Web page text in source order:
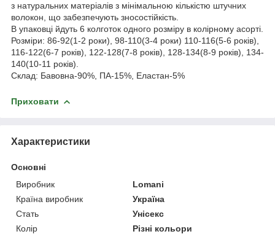
з натуральних матеріалів з мінімальною кількістю штучних
волокон, що забезпечують зносостійкість.
В упаковці йдуть 6 колготок одного розміру в колірному асорті.
Розміри: 86-92(1-2 роки), 98-110(3-4 роки) 110-116(5-6 років),
116-122(6-7 років), 122-128(7-8 років), 128-134(8-9 років), 134-
140(10-11 років).
Склад: Бавовна-90%, ПА-15%, Еластан-5%
Приховати
Характеристики
Основні
Виробник
Lomani
Країна виробник
Україна
Стать
Унісекс
Колір
Різні кольори